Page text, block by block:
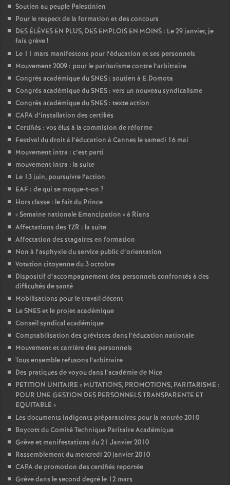
Soutien au peuple Palestinien
Pour le respect de la formation et des concours
DES ÉLÈVES EN PLUS, DES EMPLOIS EN MOINS : Le 29 janvier, je
fais grève!
Le 11 mars manifestons pour l’éducation et ses personnels
Mouvement 2009 : pour le paritarisme contre l’arbitraire
Congrès académique du SNES : soutien à E.Domota
Congrès académique du SNES : vers un nouveau syndicalisme
Congrès académique du SNES : texte action
CAPA d’installation des certifiés
Certifiés : vos élus à la commision de réforme
Festival du droit à l’éducation à Cannes le samedi 16 mai
Mouvement intra : c’est parti
mouvement intra : la suite
Le 13 juin, poursuivre l’action
EAF : de qui se moque-t-on ?
Hors classe : le fait du Prince
«Semaine nationale Emancipation » à Rians
Affectations des TZR : la suite
Affectation des stagaires en formation
Non à l’asphyxie du service public d’orientation
Votation citoyenne du 3 octobre
Dispositif d’accompagnement des personnels confrontés à des
difficultés de santé
Mobilisations pour le travail décent
Le SNES et le projet académique
Conseil syndical académique
Comptabilisation des grévistes dans l’éducation nationale
Mouvement et carrière des personnels
Tous ensemble refusons l’arbitraire
Des pratiques de voyou dans l’académie de Nice
PETITION UNITAIRE « MUTATIONS, PROMOTIONS, PARITARISME :
POUR UNE GESTION DES PERSONNELS TRANSPARENTE ET
EQUITABLE »
Les documents indigents préparatoires pour la rentrée 2010
Boycott du Comité Technique Paritaire Académique
Grève et manifestations du 21 Janvier 2010
Rassemblement du mercredi 20 janvier 2010
CAPA de promotion des certifiés reportée
Grève dans le second degré le 12 mars